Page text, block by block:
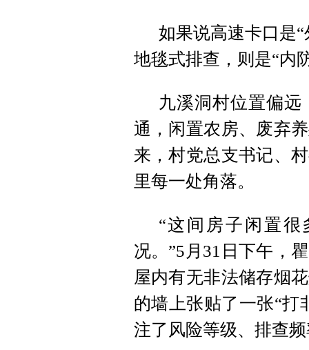
如果说高速卡口是
地毯式排查，则是“内
九溪洞村位置偏
通，闲置农房、废弃
来，村党总支书记、
里每一处角落。
“这间房子闲置
况。”5月31日下午，
屋内有无非法储存烟
的墙上张贴了一张“打
注了风险等级、排查